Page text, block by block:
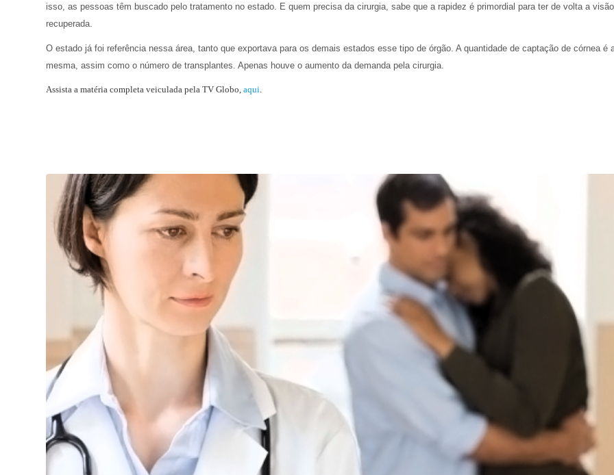
isso, as pessoas têm buscado pelo tratamento no estado. E quem precisa da cirurgia , sabe que a rapidez é primordial para ter de volta a visão
recuperada.
O estado já foi referência nessa área, tanto que exportava para os demais estados esse tipo de órgão. A quantidade de captação de córnea é
mesma, assim como o número de transplantes. Apenas houve o aumento da demanda pela cirurgia.
Assista a matéria completa veiculada pela TV Globo, aqui